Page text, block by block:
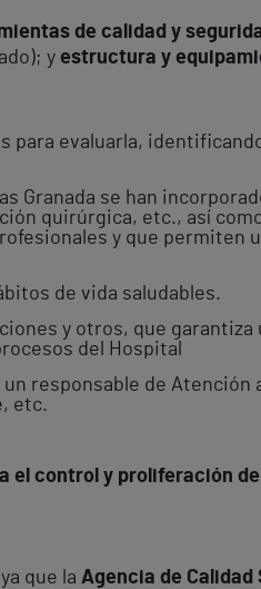
de calidad y
y estructura y
para evaluarla,
Granada se han
quirúrgica, etc., así
y que permiten
de vida saludables.
y otros, que garantiza
del Hospital
un responsable de Atención
etc.
el control y proliferación
que la Agencia de Calidad